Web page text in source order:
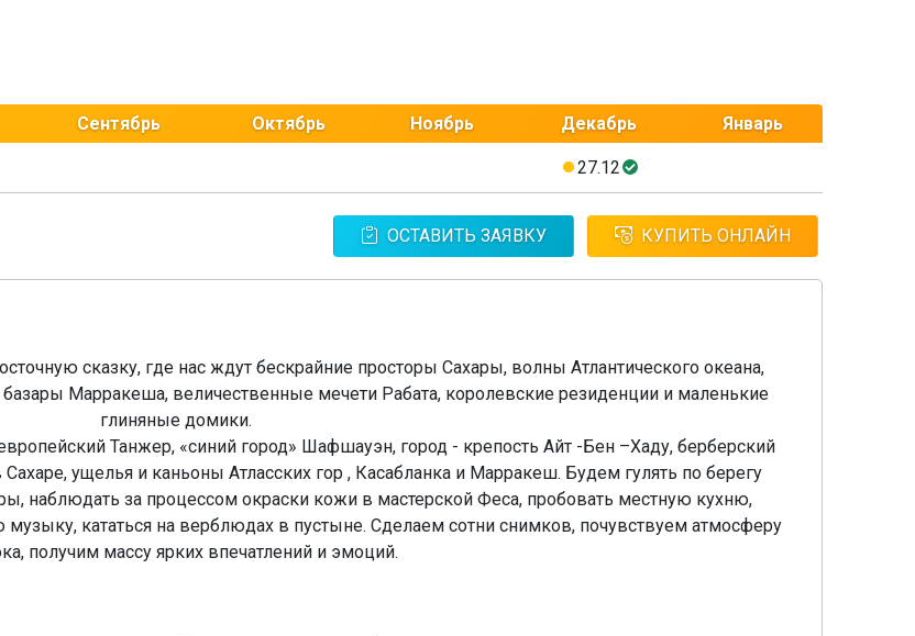
Сентябрь Октябрь Ноябрь Декабрь Январь
27.12
ОСТАВИТЬ ЗАЯВКУ КУПИТЬ ОНЛАЙН
сказку, где нас ждут бескрайние просторы Сахары, волны Атлантического океана,
Марракеша, величественные мечети Рабата, королевские резиденции и маленькие
глиняные домики.
Танжер, «синий город» Шафшауэн, город - крепость Айт -Бен –Хаду, берберский
ущелья и каньоны Атласских гор , Касабланка и Марракеш. Будем гулять по берегу
наблюдать за процессом окраски кожи в мастерской Феса, пробовать местную кухню,
кататься на верблюдах в пустыне. Сделаем сотни снимков, почувствуем атмосферу
получим массу ярких впечатлений и эмоций.